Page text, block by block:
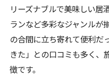
リーズナブルで美味しい居
ランなど多彩なジャンルが
の合間に立ち寄れて便利だ
きた」との口コミも多く、
徴です。